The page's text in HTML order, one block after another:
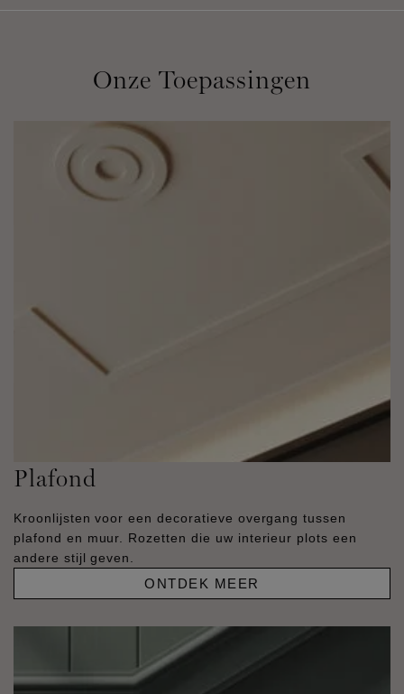
Onze Toepassingen
Plafond
Kroonlijsten voor een decoratieve overgang tussen
plafond en muur. Rozetten die uw interieur plots een
andere stijl geven.
ONTDEK MEER